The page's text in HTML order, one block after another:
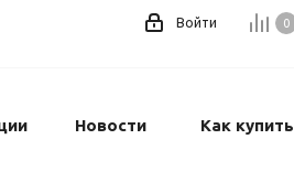
0
Войти
Новости Как купить